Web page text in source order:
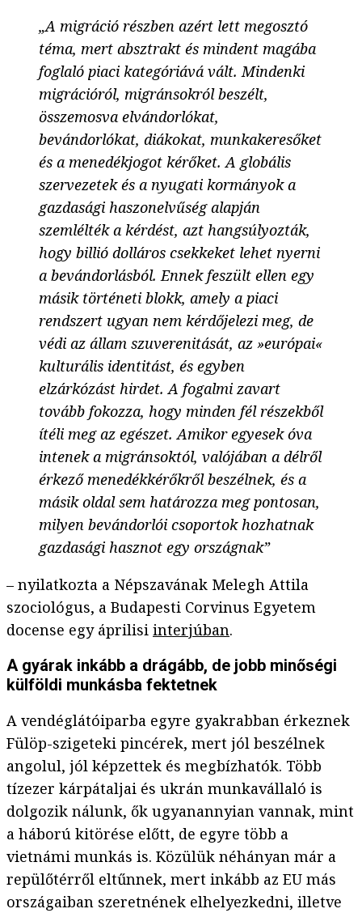
„A migráció részben azért lett megosztó
téma, mert absztrakt és mindent magába
foglaló piaci kategóriává vált. Mindenki
migrációról, migránsokról beszélt,
összemosva elvándorlókat,
bevándorlókat, diákokat, munkakeresőket
és a menedékjogot kérőket. A globális
szervezetek és a nyugati kormányok a
gazdasági haszonelvűség alapján
szemlélték a kérdést, azt hangsúlyozták,
hogy billió dolláros csekkeket lehet nyerni
a bevándorlásból. Ennek feszült ellen egy
másik történeti blokk, amely a piaci
rendszert ugyan nem kérdőjelezi meg, de
védi az állam szuverenitását, az »európai«
kulturális identitást, és egyben
elzárkózást hirdet. A fogalmi zavart
tovább fokozza, hogy minden fél részekből
ítéli meg az egészet. Amikor egyesek óva
intenek a migránsoktól, valójában a délről
érkező menedékkérőkről beszélnek, és a
másik oldal sem határozza meg pontosan,
milyen bevándorlói csoportok hozhatnak
gazdasági hasznot egy országnak”
– nyilatkozta a Népszavának Melegh Attila
szociológus, a Budapesti Corvinus Egyetem
docense egy áprilisi interjúban.
A gyárak inkább a drágább, de jobb minőségi
külföldi munkásba fektetnek
A vendéglátóiparba egyre gyakrabban érkeznek
Fülöp-szigeteki pincérek, mert jól beszélnek
angolul, jól képzettek és megbízhatók. Több
tízezer kárpátaljai és ukrán munkavállaló is
dolgozik nálunk, ők ugyanannyian vannak, mint
a háború kitörése előtt, de egyre több a
vietnámi munkás is. Közülük néhányan már a
repülőtérről eltűnnek, mert inkább az EU más
országaiban szeretnének elhelyezkedni, illetve